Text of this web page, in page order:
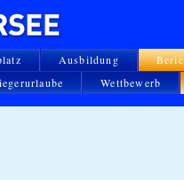
Ausbildung
Wettbewerb